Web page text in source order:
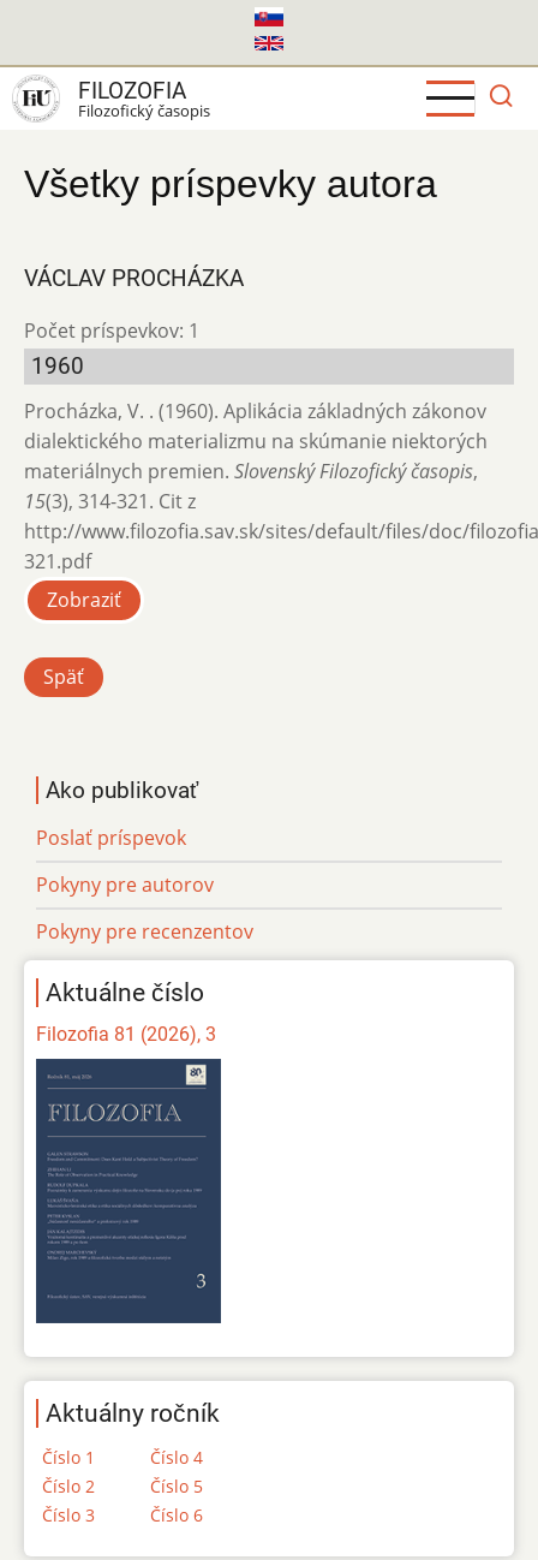
hlavný
obsah
FILOZOFIA
Filozofický časopis
Všetky príspevky autora
VÁCLAV PROCHÁZKA
Počet príspevkov: 1
1960
Procházka, V. . (1960). Aplikácia základných zákonov
dialektického materializmu na skúmanie niektorých
materiálnych premien. Slovenský Filozofický časopis,
15(3), 314-321. Cit z
http://www.filozofia.sav.sk/sites/default/files/doc/
321.pdf
Zobraziť
Späť
Ako publikovať
Poslať príspevok
Pokyny pre autorov
Pokyny pre recenzentov
Aktuálne číslo
Filozofia 81 (2026), 3
Aktuálny ročník
Číslo 1
Číslo 2
Číslo 3
Číslo 4
Číslo 5
Číslo 6